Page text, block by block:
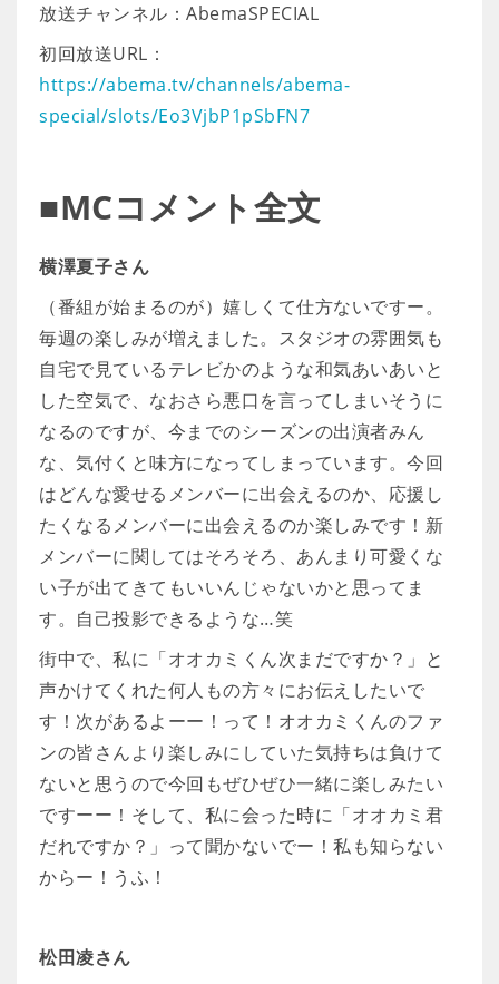
放送チャンネル：AbemaSPECIAL
初回放送URL：
https://abema.tv/channels/abema-
special/slots/Eo3VjbP1pSbFN7
■MCコメント全文
横澤夏子さん
（番組が始まるのが）嬉しくて仕方ないですー。
毎週の楽しみが増えました。スタジオの雰囲気も
自宅で見ているテレビかのような和気あいあいと
した空気で、なおさら悪口を言ってしまいそうに
なるのですが、今までのシーズンの出演者みん
な、気付くと味方になってしまっています。今回
はどんな愛せるメンバーに出会えるのか、応援し
たくなるメンバーに出会えるのか楽しみです！新
メンバーに関してはそろそろ、あんまり可愛くな
い子が出てきてもいいんじゃないかと思ってま
す。自己投影できるような…笑
街中で、私に「オオカミくん次まだですか？」と
声かけてくれた何人もの方々にお伝えしたいで
す！次があるよーー！って！オオカミくんのファ
ンの皆さんより楽しみにしていた気持ちは負けて
ないと思うので今回もぜひぜひ一緒に楽しみたい
ですーー！そして、私に会った時に「オオカミ君
だれですか？」って聞かないでー！私も知らない
からー！うふ！
松田凌さん